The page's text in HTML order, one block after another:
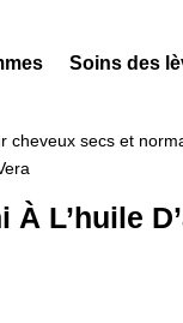
Soins des
cheveux secs et
L’huile